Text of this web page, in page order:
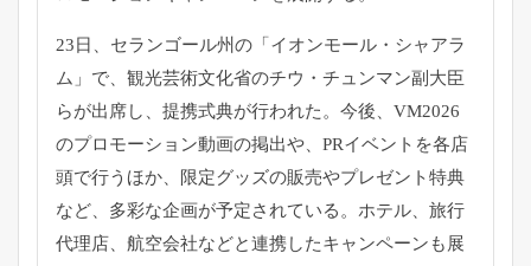
23日、セランゴール州の「イオンモール・シャアラ
ム」で、 観光芸術文化省のチウ・チュンマン副大臣
らが出席し、 提携式典が行われた。今後、 VM2026
のプロモーション動画の掲出や、 PRイベントを各店
頭で行うほか、
限定グッズの販売やプレゼント特典
など、 多彩な企画が予定されている。ホテル、旅行
代理店、 航空会社などと連携したキャンペーンも展